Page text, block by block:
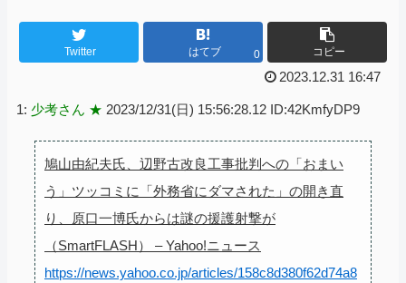
Twitter はてブ 0 コピー
2023.12.31 16:47
1: 少考さん ★ 2023/12/31(日) 15:56:28.12 ID:42KmfyDP9
鳩山由紀夫氏、辺野古改良工事批判への「おまい
う」ツッコミに「外務省にダマされた」の開き直
り、原口一博氏からは謎の援護射撃が
（SmartFLASH） – Yahoo!ニュース
https://news.yahoo.co.jp/articles/158c8d380f62d74a8